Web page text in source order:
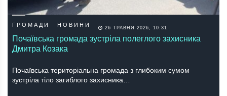
ГРОМАДИ НОВИНИ 26 ТРАВНЯ 2026, 10:31
Почаївська громада зустріла полеглого захисника
Дмитра Козака
Почаївська територіальна громада з глибоким сумом
зустріла тіло загиблого захисника…